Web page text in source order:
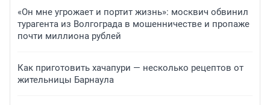
«Он мне угрожает и портит жизнь»: москвич обвинил
турагента из Волгограда в мошенничестве и пропаже
почти миллиона рублей
Как приготовить хачапури — несколько рецептов от
жительницы Барнаула